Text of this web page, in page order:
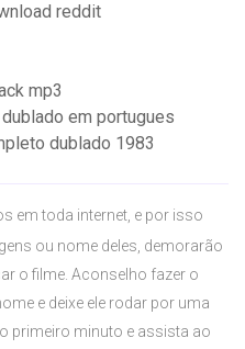
reddit
mp3
em portugues
dublado 1983
em toda internet, e por isso
ou nome deles, demorarão
o filme. Aconselho fazer o
e deixe ele rodar por uma
primeiro minuto e assista ao